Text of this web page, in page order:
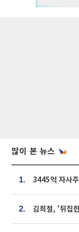
많이 본 뉴스
1.
2.